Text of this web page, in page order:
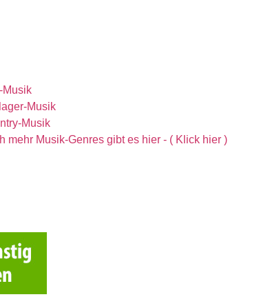
Musik
Musik
Musik
mehr Musik-Genres gibt es hier - ( Klick hier )